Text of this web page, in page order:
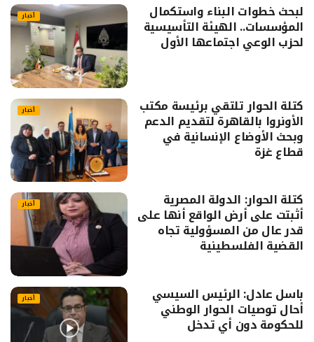
أخبار لبحث خطوات البناء واستكمال
المؤسسات.. الهيئة التأسيسية
لحزب الوعي اجتماعها الأول
أخبار كتلة الحوار تلتقي برئيسة مكتب
الأونروا بالقاهرة لتقديم الدعم
وبحث الأوضاع الإنسانية في
قطاع غزة
أخبار كتلة الحوار: الدولة المصرية
أثبتت على أرض الواقع أنها على
قدر عال من المسؤولية تجاه
القضية الفلسطينية
أخبار باسل عادل: الرئيس السيسي
أحال توصيات الحوار الوطني
للحكومة دون أي تدخل